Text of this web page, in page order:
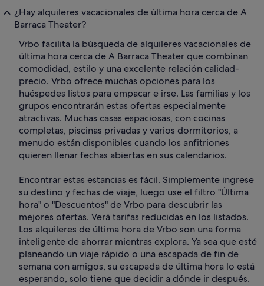
¿Hay alquileres vacacionales de última hora cerca de A
Barraca Theater?
Vrbo facilita la búsqueda de alquileres vacacionales de
última hora cerca de A Barraca Theater que combinan
comodidad, estilo y una excelente relación calidad-
precio. Vrbo ofrece muchas opciones para los
huéspedes listos para empacar e irse. Las familias y los
grupos encontrarán estas ofertas especialmente
atractivas. Muchas casas espaciosas, con cocinas
completas, piscinas privadas y varios dormitorios, a
menudo están disponibles cuando los anfitriones
quieren llenar fechas abiertas en sus calendarios.
Encontrar estas estancias es fácil. Simplemente ingrese
su destino y fechas de viaje, luego use el filtro "Última
hora" o "Descuentos" de Vrbo para descubrir las
mejores ofertas. Verá tarifas reducidas en los listados.
Los alquileres de última hora de Vrbo son una forma
inteligente de ahorrar mientras explora. Ya sea que esté
planeando un viaje rápido o una escapada de fin de
semana con amigos, su escapada de última hora lo está
esperando, solo tiene que decidir a dónde ir después.